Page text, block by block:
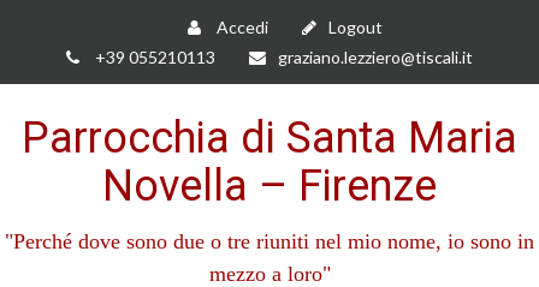
Accedi
Logout
+39 055210113
graziano.lezziero@tiscali.it
Parrocchia di Santa Maria
Novella – Firenze
"Perché dove sono due o tre riuniti nel mio nome, io sono in
mezzo a loro"